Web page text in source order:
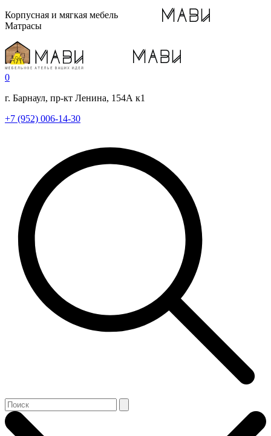
Корпусная и мягкая мебель
Матрасы
0
г. Барнаул, пр-кт Ленина, 154А к1
+7 (952) 006-14-30